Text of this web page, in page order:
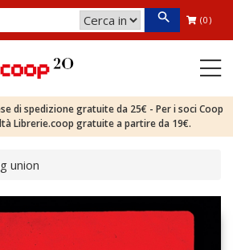
(0)
di spedizione gratuite da 25€ - Per i soci Coop
Librerie.coop gratuite a partire da 19€.
union